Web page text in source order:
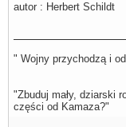
autor : Herbert Schildt
" Wojny przychodzą i
"Zbuduj mały, dziarski
części od Kamaza?"